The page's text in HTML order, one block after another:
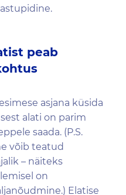
peab
asjana küsida
alati on parim
saada. (P.S.
võib teatud
– näiteks
on
Elatise